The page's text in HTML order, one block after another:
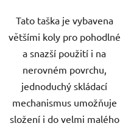
Tato taška je vybavena
většími koly pro pohodlné
a snazší použití i na
nerovném povrchu,
jednoduchý skládací
mechanismus umožňuje
složení i do velmi malého